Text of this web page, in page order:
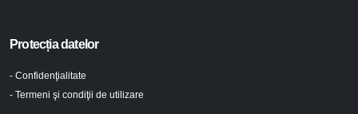
Protecția datelor
- Confidenţialitate
- Termeni şi condiţii de utilizare